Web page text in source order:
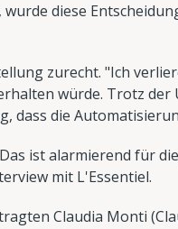
diese
zurecht. "Ich
würde. Trotz
dass die
ist alarmierend für
mit L'Essentiel.
Claudia Monti